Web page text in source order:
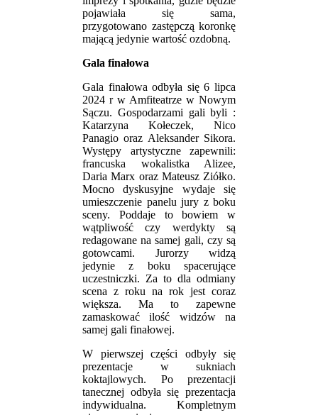
pojawiała się sama,
przygotowano zastępczą koronkę
mającą jedynie wartość ozdobną.
Gala finałowa
Gala finałowa odbyła się 6 lipca
2024 r w Amfiteatrze w Nowym
Sączu. Gospodarzami gali byli :
Katarzyna Kołeczek, Nico
Panagio oraz Aleksander Sikora.
Występy artystyczne zapewnili:
francuska wokalistka Alizee,
Daria Marx oraz Mateusz Ziółko.
Mocno dyskusyjne wydaje się
umieszczenie panelu jury z boku
sceny. Poddaje to bowiem w
wątpliwość czy werdykty są
redagowane na samej gali, czy są
gotowcami. Jurorzy widzą
jedynie z boku spacerujące
uczestniczki. Za to dla odmiany
scena z roku na rok jest coraz
większa. Ma to zapewne
zamaskować ilość widzów na
samej gali finałowej.
W pierwszej części odbyły się
prezentacje w sukniach
koktajlowych. Po prezentacji
tanecznej odbyła się prezentacja
indywidualna. Kompletnym